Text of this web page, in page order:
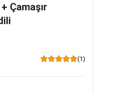
Çamaşır
(1)